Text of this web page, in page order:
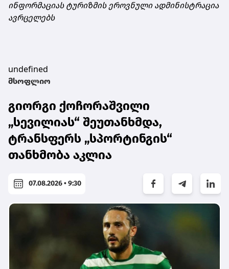
ინფორმაციას ტურიზმის ეროვნული ადმინისტრაცია
ავრცელებს
undefined
მსოფლიო
გიორგი ქოჩორაშვილი
„სევილიას“ შეუთანხმდა,
ტრანსფერს „სპორტინგის“
თანხმობა აკლია
07.08.2026 • 9:30